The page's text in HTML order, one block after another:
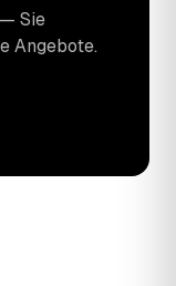
Sie
Angebote.